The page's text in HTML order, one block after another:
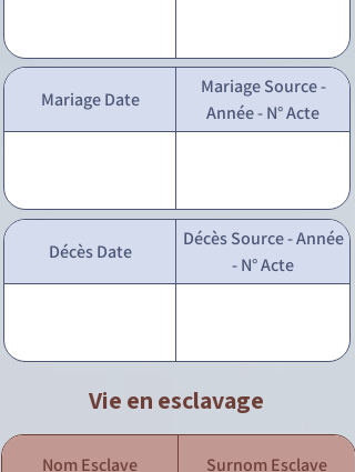
Mariage Date
Mariage Source -
Année - N° Acte
Décès Date
Décès Source - Année
- N° Acte
Vie en esclavage
Nom Esclave Surnom Esclave